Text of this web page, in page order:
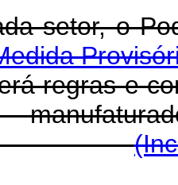
setor,
regras e